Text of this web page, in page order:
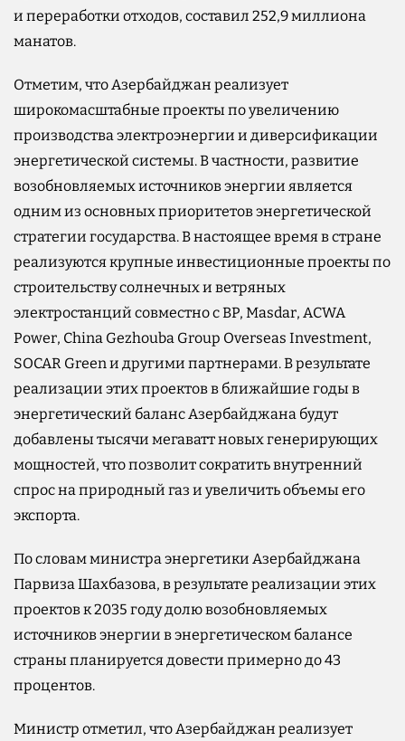
и переработки отходов, составил 252,9 миллиона
манатов.
Отметим, что Азербайджан реализует
широкомасштабные проекты по увеличению
производства электроэнергии и диверсификации
энергетической системы. В частности, развитие
возобновляемых источников энергии является
одним из основных приоритетов энергетической
стратегии государства. В настоящее время в стране
реализуются крупные инвестиционные проекты по
строительству солнечных и ветряных
электростанций совместно с BP, Masdar, ACWA
Power, China Gezhouba Group Overseas Investment,
SOCAR Green и другими партнерами. В результате
реализации этих проектов в ближайшие годы в
энергетический баланс Азербайджана будут
добавлены тысячи мегаватт новых генерирующих
мощностей, что позволит сократить внутренний
спрос на природный газ и увеличить объемы его
экспорта.
По словам министра энергетики Азербайджана
Парвиза Шахбазова, в результате реализации этих
проектов к 2035 году долю возобновляемых
источников энергии в энергетическом балансе
страны планируется довести примерно до 43
процентов.
Министр отметил, что Азербайджан реализует